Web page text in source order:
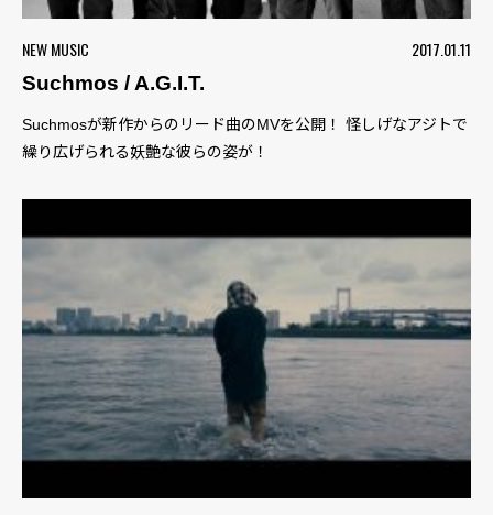
NEW MUSIC
2017.01.11
Suchmos / A.G.I.T.
Suchmosが新作からのリード曲のMVを公開！ 怪しげなアジトで
繰り広げられる妖艶な彼らの姿が！